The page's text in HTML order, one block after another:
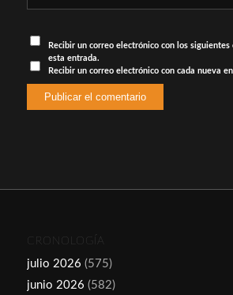
Recibir un correo electrónico con los siguientes
esta entrada.
Recibir un correo electrónico con cada nueva
CRONOLOGÍA
julio 2026 (575)
junio 2026 (582)